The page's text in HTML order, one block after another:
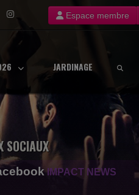
Espace membre
JARDINAGE
SOCIAUX
IMPACT NEWS